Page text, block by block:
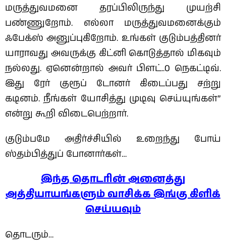
மருத்துவமனை தரப்பிலிருந்து முயற்சி
பண்ணுறோம். எல்லா மருத்துவமனைக்கும்
ஃபேக்ஸ் அனுப்புகிறோம். உங்கள் குடும்பத்தினர்
யாராவது அவருக்கு கிட்னி கொடுத்தால் மிகவும்
நல்லது. ஏனென்றால் அவர் பிளட்..O நெகட்டிவ்.
இது ரேர் குரூப் டோனர் கிடைப்பது சற்று
கடினம். நீங்கள் யோசித்து முடிவு செய்யுங்கள்”
என்று கூறி விடைபெற்றார்.
குடும்பமே அதிர்ச்சியில் உறைந்து போய்
ஸ்தம்பித்துப் போனார்கள்…
இந்த தொடரின் அனைத்து
அத்தியாயங்களும் வாசிக்க இங்கு கிளிக்
செய்யவும்
தொடரும்…